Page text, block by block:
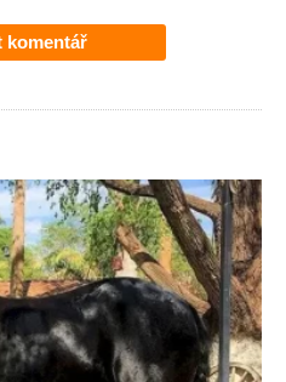
komentář